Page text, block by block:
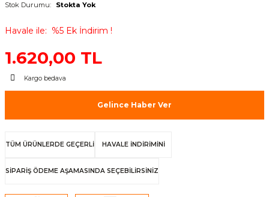
Stok Durumu
Stokta Yok
Havale ile %5 Ek İndirim !
1.620,00 TL
Kargo bedava
Gelince Haber Ver
TÜM ÜRÜNLERDE GEÇERLİ HAVALE İNDİRİMİNİ
SİPARİŞ ÖDEME AŞAMASINDA SEÇEBİLİRSİNİZ